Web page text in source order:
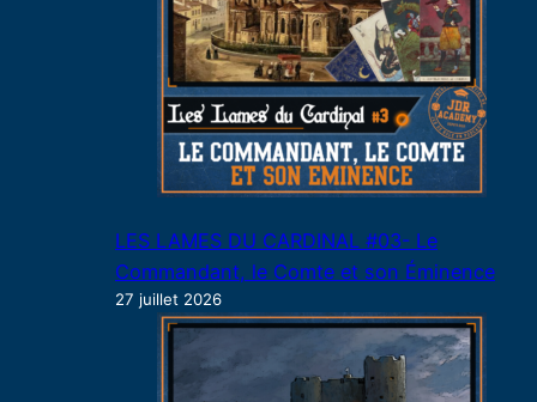
LES LAMES DU CARDINAL #03- Le
Commandant, le Comte et son Éminence
27 juillet 2026